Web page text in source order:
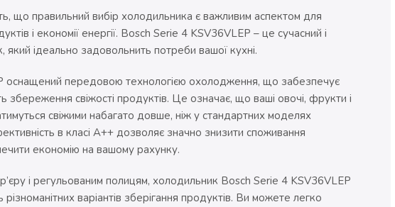
що правильний вибір холодильника є важливим аспектом для
і економії енергії. Bosch Serie 4 KSV36VLEP – це сучасний і
ідеально задовольнить потреби вашої кухні.
оснащений передовою технологією охолодження, що забезпечує
збереження свіжості продуктів. Це означає, що ваші овочі, фрукти і
свіжими набагато довше, ніж у стандартних моделях
в класі А++ дозволяє значно знизити споживання
економію на вашому рахунку.
і регульованим полицям, холодильник Bosch Serie 4 KSV36VLEP
різноманітних варіантів зберігання продуктів. Ви можете легко